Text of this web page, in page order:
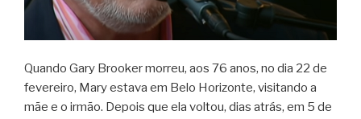
Quando Gary Brooker morreu, aos 76 anos, no dia 22 de
fevereiro, Mary estava em Belo Horizonte, visitando a
mãe e o irmão. Depois que ela voltou, dias atrás, em 5 de